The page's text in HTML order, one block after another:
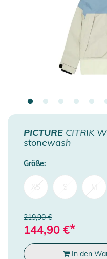
PICTURE CITRIK
stonewash
Größe:
219,90 €
144,90 €*
In den